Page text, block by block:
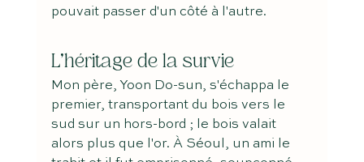
pouvait passer d'un côté à l'autre.
L'héritage de la survie
Mon père, Yoon Do-sun, s'échappa le
premier, transportant du bois vers le
sud sur un hors-bord ; le bois valait
alors plus que l'or. À Séoul, un ami le